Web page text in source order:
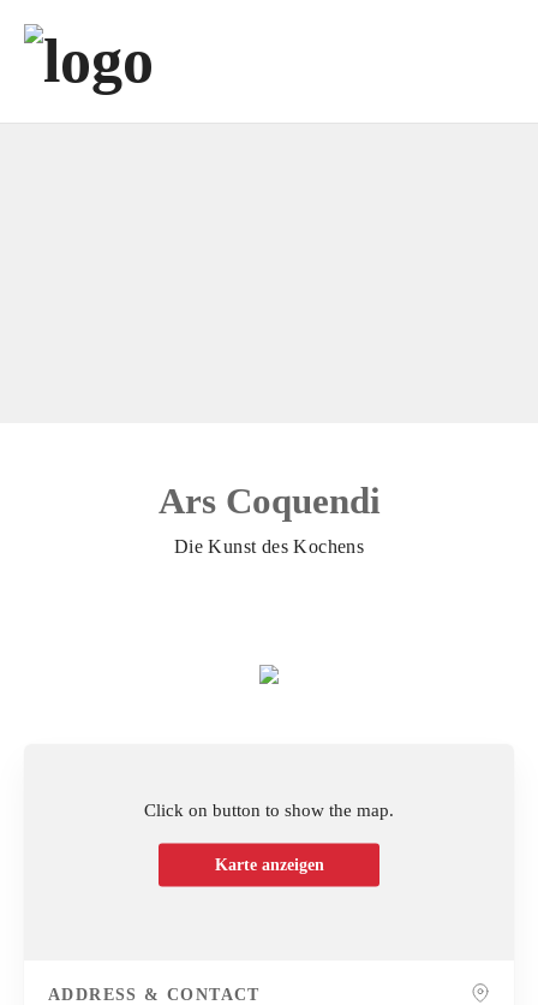
Ars Coquendi
Die Kunst des Kochens
Click on button to show the map.
Karte anzeigen
ADDRESS & CONTACT